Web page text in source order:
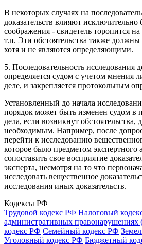
В некоторых случаях на
доказательств влияют
соображения - свидетель торопится
т.п. Эти обстоятельства также
хотя и не являются определяющими.
5. Последовательность исследования
определяется судом с учетом мнения
деле, и закрепляется протокольным
Установленный до начала
порядок может быть изменен судом в
дела, если возникнут обстоятельства,
необходимым. Например, после
перейти к исследованию
которое было предметом экспертного
сопоставить свое восприятие
эксперта, несмотря на то что
исследовать вещественное
исследования иных доказательств.
Кодексы РФ
Трудовой кодекс РФ Налоговый
административных
кодекс РФ Семейный кодекс РФ
Уголовный кодекс РФ Бюджетный